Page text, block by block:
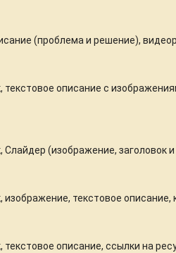
(проблема и решение),
текстовое описание с
(изображение, заголовок
текстовое описание,
текстовое описание, ссылки на